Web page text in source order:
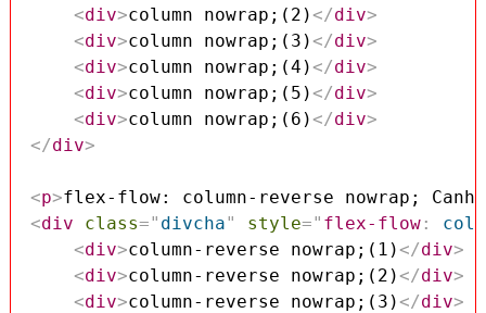
<div>column nowrap;(2) </div>
<div>column nowrap;(3) </div>
<div>column nowrap;(4) </div>
<div>column nowrap;(5) </div>
<div>column nowrap;(6) </div>
</div>
<p>flex-flow: column-reverse nowrap;
<div class=" divcha" style=" flex-flow:
<div>column-reverse nowrap;(1) </div>
<div>column-reverse nowrap;(2) </div>
<div>column-reverse nowrap;(3) </div>